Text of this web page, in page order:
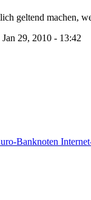
geltend machen,
29, 2010 - 13:42
Banknoten